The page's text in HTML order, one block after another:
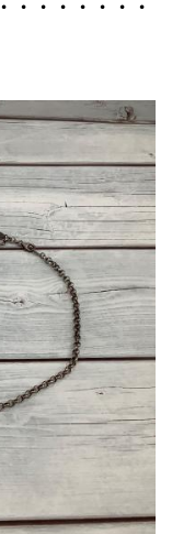
・・・・・・・